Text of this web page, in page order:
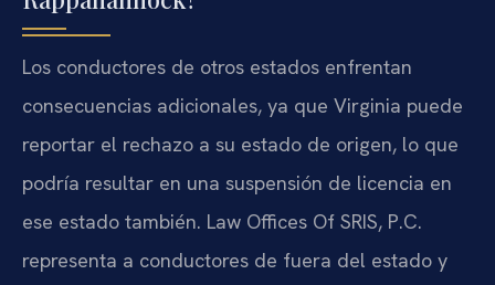
Los conductores de otros estados enfrentan
consecuencias adicionales, ya que Virginia puede
reportar el rechazo a su estado de origen, lo que
podría resultar en una suspensión de licencia en
ese estado también. Law Offices Of SRIS, P.C.
representa a conductores de fuera del estado y